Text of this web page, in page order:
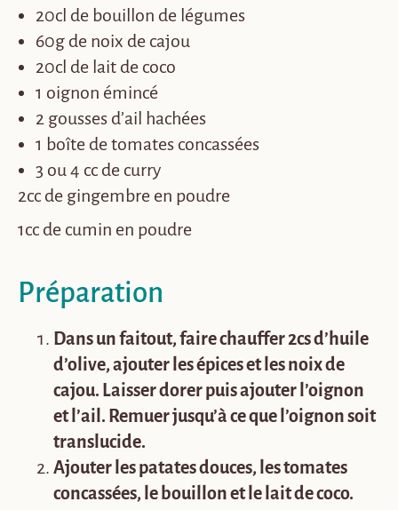
20cl de bouillon de légumes
60g de noix de cajou
20cl de lait de coco
1 oignon émincé
2 gousses d’ail hachées
1 boîte de tomates concassées
3 ou 4 cc de curry
2cc de gingembre en poudre
1cc de cumin en poudre
Préparation
Dans un faitout, faire chauffer 2cs d’huile
d’olive, ajouter les épices et les noix de
cajou. Laisser dorer puis ajouter l’oignon
et l’ail. Remuer jusqu’à ce que l’oignon soit
translucide.
Ajouter les patates douces, les tomates
concassées, le bouillon et le lait de coco.